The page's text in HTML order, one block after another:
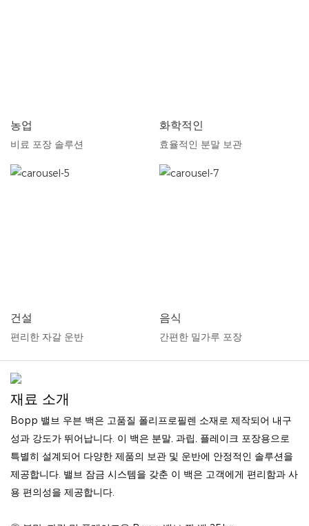
농업
비료 포장 솔루션
화학적인
효율적인 분말 보관
건설
편리한 자갈 운반
음식
간편한 밀가루 포장
재료 소개
Bopp 밸브 우븐 백은 고품질 폴리프로필렌 소재로 제작되어 내구
성과 강도가 뛰어납니다. 이 백은 분말, 과립, 플레이크 포장용으로
특별히 설계되어 다양한 제품의 보관 및 운반에 안정적인 솔루션을
제공합니다. 밸브 잠금 시스템을 갖춘 이 백은 고객에게 편리함과 사
용 편의성을 제공합니다.